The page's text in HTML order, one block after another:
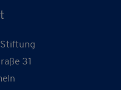
31